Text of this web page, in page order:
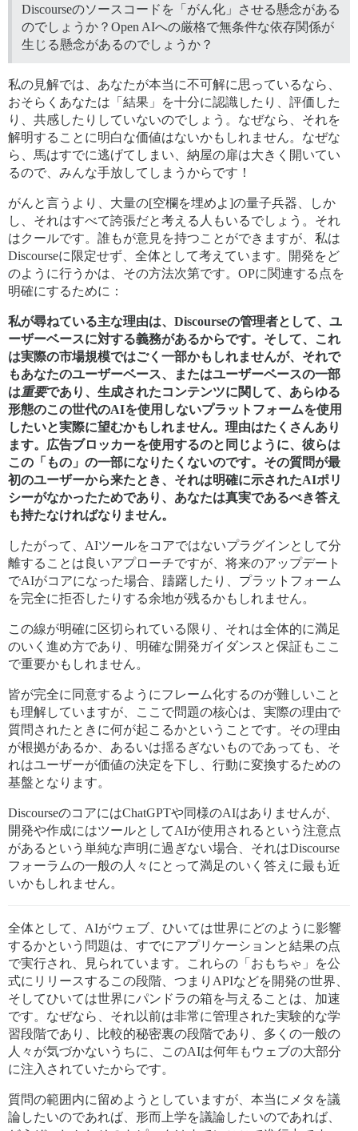
Discourseのソースコードを「がん化」させる懸念がある
のでしょうか？Open AIへの厳格で無条件な依存関係が
生じる懸念があるのでしょうか？
私の見解では、あなたが本当に不可解に思っているなら、
おそらくあなたは「結果」を十分に認識したり、評価した
り、共感したりしていないのでしょう。なぜなら、それを
解明することに明白な価値はないかもしれません。なぜな
ら、馬はすでに逃げてしまい、納屋の扉は大きく開いてい
るので、みんな手放してしまうからです！
がんと言うより、大量の[空欄を埋めよ]の量子兵器、しか
し、それはすべて誇張だと考える人もいるでしょう。それ
はクールです。誰もが意見を持つことができますが、私は
Discourseに限定せず、全体として考えています。開発をど
のように行うかは、その方法次第です。OPに関連する点を
明確にするために：
私が尋ねている主な理由は、Discourseの管理者として、ユ
ーザーベースに対する義務があるからです。そして、これ
は実際の市場規模ではごく一部かもしれませんが、それで
もあなたのユーザーベース、またはユーザーベースの一部
は重要であり、生成されたコンテンツに関して、あらゆる
形態のこの世代のAIを使用しないプラットフォームを使用
したいと実際に望むかもしれません。理由はたくさんあり
ます。広告ブロッカーを使用するのと同じように、彼らは
この「もの」の一部になりたくないのです。その質問が最
初のユーザーから来たとき、それは明確に示されたAIポリ
シーがなかったためであり、あなたは真実であるべき答え
も持たなければなりません。
したがって、AIツールをコアではないプラグインとして分
離することは良いアプローチですが、将来のアップデート
でAIがコアになった場合、躊躇したり、プラットフォーム
を完全に拒否したりする余地が残るかもしれません。
この線が明確に区切られている限り、それは全体的に満足
のいく進め方であり、明確な開発ガイダンスと保証もここ
で重要かもしれません。
皆が完全に同意するようにフレーム化するのが難しいこと
も理解していますが、ここで問題の核心は、実際の理由で
質問されたときに何が起こるかということです。その理由
が根拠があるか、あるいは揺るぎないものであっても、そ
れはユーザーが価値の決定を下し、行動に変換するための
基盤となります。
DiscourseのコアにはChatGPTや同様のAIはありませんが、
開発や作成にはツールとしてAIが使用されるという注意点
があるという単純な声明に過ぎない場合、それはDiscourse
フォーラムの一般の人々にとって満足のいく答えに最も近
いかもしれません。
全体として、AIがウェブ、ひいては世界にどのように影響
するかという問題は、すでにアプリケーションと結果の点
で実行され、見られています。これらの「おもちゃ」を公
式にリリースするこの段階、つまりAPIなどを開発の世界、
そしてひいては世界にパンドラの箱を与えることは、加速
です。なぜなら、それ以前は非常に管理された実験的な学
習段階であり、比較的秘密裏の段階であり、多くの一般の
人々が気づかないうちに、このAIは何年もウェブの大部分
に注入されていたからです。
質問の範囲内に留めようとしていますが、本当にメタを議
論したいのであれば、形而上学を議論したいのであれば、